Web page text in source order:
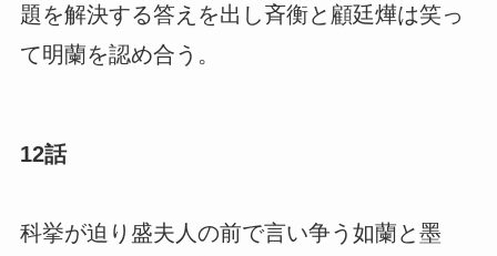
題を解決する答えを出し斉衡と顧廷燁は笑っ
て明蘭を認め合う。
12話
科挙が迫り盛夫人の前で言い争う如蘭と墨